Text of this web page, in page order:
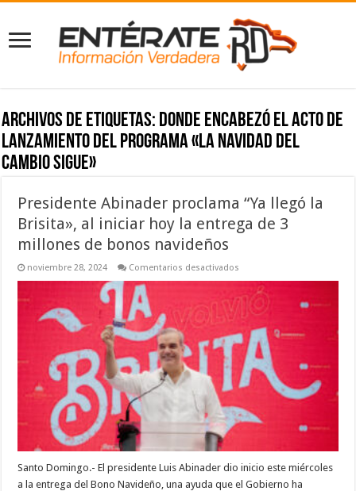
Archivos de etiquetas: donde encabezó el acto de
lanzamiento del programa «La Navidad del
Cambio Sigue»
Presidente Abinader proclama “Ya llegó la
Brisita», al iniciar hoy la entrega de 3
millones de bonos navideños
noviembre 28, 2024 Comentarios desactivados
Abinader
proclama
llegó
la
Brisita»,
iniciar
hoy
la
entrega
3
millones
navideños
Santo Domingo.- El presidente Luis Abinader dio inicio este miércoles
a la entrega del Bono Navideño, una ayuda que el Gobierno ha